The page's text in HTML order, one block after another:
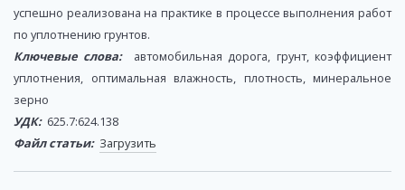
успешно реализована на практике в процессе выполнения работ
по уплотнению грунтов.
Ключевые слова:автомобильная дорога, грунт, коэффициент
уплотнения, оптимальная влажность, плотность, минеральное
зерно
УДК:625.7:624.138
Файл статьи: Загрузить